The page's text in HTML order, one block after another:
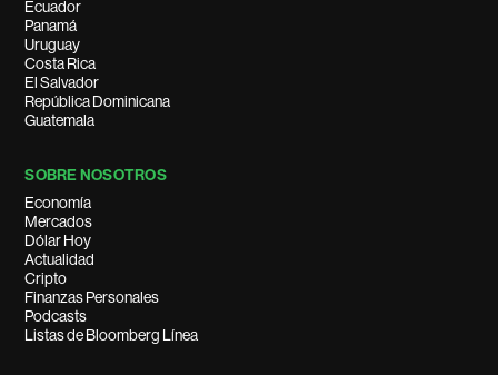
Ecuador
Panamá
Uruguay
Costa Rica
El Salvador
República Dominicana
Guatemala
SOBRE NOSOTROS
Economía
Mercados
Dólar Hoy
Actualidad
Cripto
Finanzas Personales
Podcasts
Listas de Bloomberg Línea